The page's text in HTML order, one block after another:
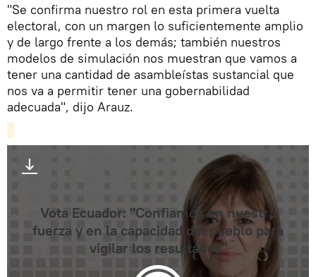
"Se confirma nuestro rol en esta primera vuelta
electoral, con un margen lo suficientemente amplio
y de largo frente a los demás; también nuestros
modelos de simulación nos muestran que vamos a
tener una cantidad de asambleístas sustancial que
nos va a permitir tener una gobernabilidad
adecuada", dijo Arauz.
Vota Ecuador: "Confiamos en nuestra
fuerza y en la capacidad del pueblo para
vigilar los resultados"